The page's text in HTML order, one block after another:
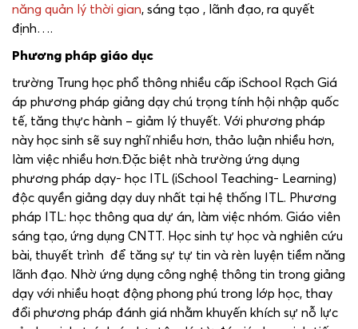
năng quản lý thời gian, sáng tạo , lãnh đạo, ra quyết
định….
Phương pháp giáo dục
trường Trung học phổ thông nhiều cấp iSchool Rạch Giá
áp phương pháp giảng dạy chú trọng tính hội nhập quốc
tế, tăng thực hành – giảm lý thuyết. Với phương pháp
này học sinh sẽ suy nghĩ nhiều hơn, thảo luận nhiều hơn,
làm việc nhiều hơn.Đặc biệt nhà trường ứng dụng
phương pháp dạy- học ITL (iSchool Teaching- Learning)
độc quyền giảng dạy duy nhất tại hệ thống ITL. Phương
pháp ITL: học thông qua dự án, làm việc nhóm. Giáo viên
sáng tạo, ứng dụng CNTT. Học sinh tự học và nghiên cứu
bài, thuyết trình để tăng sự tự tin và rèn luyện tiềm năng
lãnh đạo. Nhờ ứng dụng công nghệ thông tin trong giảng
dạy với nhiều hoạt động phong phú trong lớp học, thay
đổi phương pháp đánh giá nhằm khuyến khích sự nỗ lực